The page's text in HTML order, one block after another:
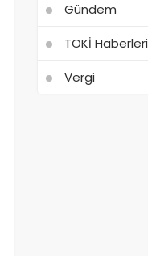
Gündem
TOKİ Haberleri
Vergi